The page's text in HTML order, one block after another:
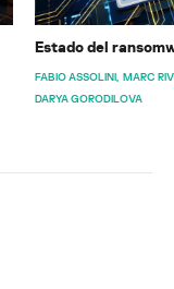
Estado del
FABIO ASSOLINI MARC
DARYA GORODILOVA